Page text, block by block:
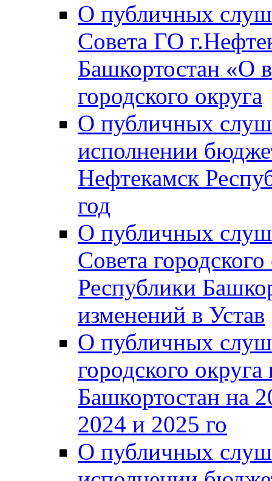
О публичных
Совета ГО
Башкортостан «О
городского округа
О публичных
исполнении
Нефтекамск
год
О публичных
Совета
Республики
изменений в Устав
О публичных
городского
Башкортостан на
2024 и 2025 го
О публичных